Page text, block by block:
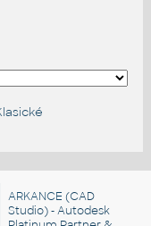
ARKANCE (CAD
Studio) - Autodesk